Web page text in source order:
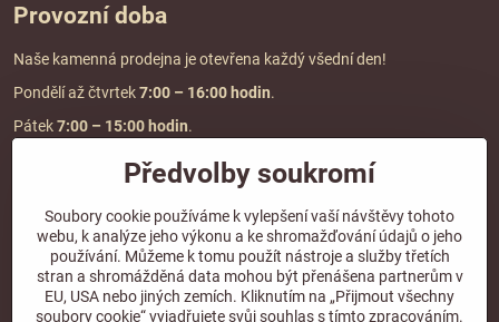
Provozní doba
Naše kamenná prodejna je otevřena každý všední den!
Pondělí až čtvrtek7:00 – 16:00 hodin.
Pátek7:00 – 15:00 hodin.
Doprava a platba
DOPRAVA ZDARMA
při objednávce nad2000 Kč vč. DPH.
*Nevztahuje se na paletovou přepravu.
Předvolby soukromí
Soubory cookie používáme k vylepšení vaší návštěvy tohoto
webu, k analýze jeho výkonu a ke shromažďování údajů o jeho
používání. Můžeme k tomu použít nástroje a služby třetích
stran a shromážděná data mohou být přenášena partnerům v
EU, USA nebo jiných zemích. Kliknutím na „Přijmout všechny
soubory cookie“ vyjadřujete svůj souhlas s tímto zpracováním.